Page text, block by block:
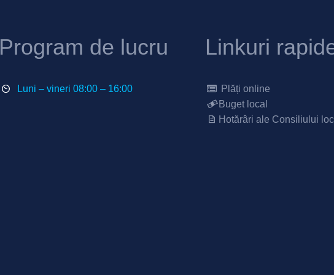
Program de lucru
Luni – vineri 08:00 – 16:00
Linkuri
Plăți online
Buget local
Hotărâri ale Consiliului